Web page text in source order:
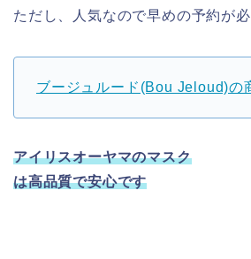
ただし、人気なので早めの予約が必
ブージュルード(Bou Jeloud)の
アイリスオーヤマのマスク
は高品質で安心です